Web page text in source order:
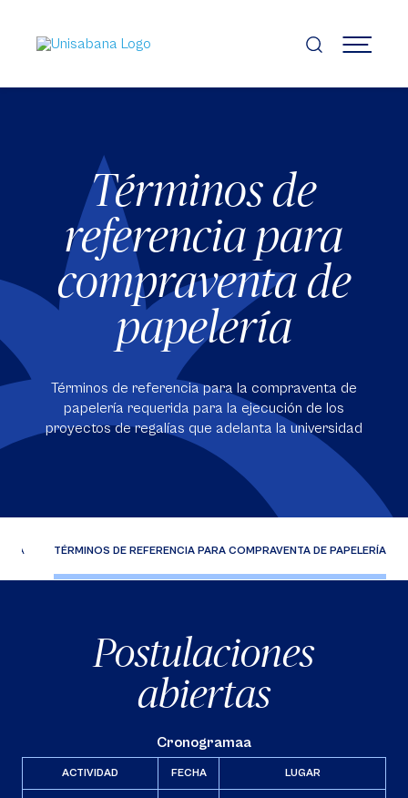
contenido
principal
MENÚ
Términos de
referencia para
compraventa de
papelería
Términos de referencia para la compraventa de
papelería requerida para la ejecución de los
proyectos de regalías que adelanta la universidad
TÉRMINOS DE REFERENCIA PARA COMPRAVENTA DE PAPELERÍA
Postulaciones
abiertas
Cronogramaa
ACTIVIDAD FECHA LUGAR